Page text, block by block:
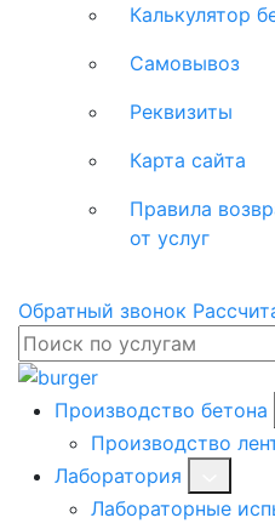
Калькулятор
Самовывоз
Реквизиты
Карта сайта
Правила
от услуг
Обратный звонок
Производство бетона
Производство
Лаборатория
Лабораторные